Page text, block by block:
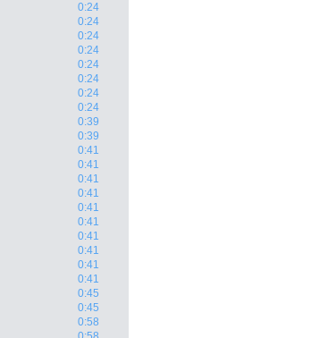
0:24
0:24
0:24
0:24
0:24
0:24
0:24
0:24
0:39
0:39
0:41
0:41
0:41
0:41
0:41
0:41
0:41
0:41
0:41
0:41
0:45
0:45
0:58